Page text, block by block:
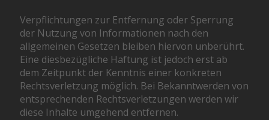
Verpflichtungen zur Entfernung oder Sperrung
der Nutzung von Informationen nach den
allgemeinen Gesetzen bleiben hiervon unberührt.
Eine diesbezügliche Haftung ist jedoch erst ab
dem Zeitpunkt der Kenntnis einer konkreten
Rechtsverletzung möglich. Bei Bekanntwerden von
entsprechenden Rechtsverletzungen werden wir
diese Inhalte umgehend entfernen.